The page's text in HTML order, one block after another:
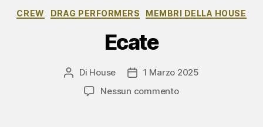
Categorie
CREW DRAG PERFORMERS MEMBRI DELLA HOUSE
Ecate
Autore
articolo
Di House
Data
dell'articolo
1 Marzo 2025
Nessun commentosu